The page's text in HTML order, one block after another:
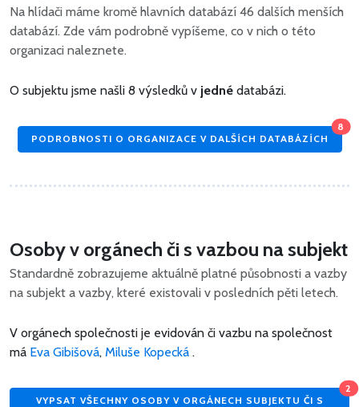
Na hlídači máme kromě hlavních databází 46 dalších menších
databází. Zde vám podrobně vypíšeme, co v nich o této
organizaci naleznete.
O subjektu jsme našli 8 výsledků v jedné databázi.
PODROBNOSTI O ORGANIZACE V DALŠÍCH DATABÁZÍCH
8
Osoby v orgánech či s vazbou na subjekt
Standardně zobrazujeme aktuálně platné působnosti a vazby
na subjekt a vazby, které existovali v posledních pěti letech.
V orgánech společnosti je evidován či vazbu na společnost
má Eva Gibišová, Miluše Kopecká .
VYPSAT VŠECHNY OSOBY V ORGÁNECH SUBJEKTU ČI S
2